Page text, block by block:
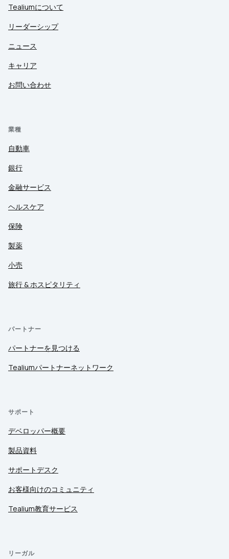
Tealiumについて
リーダーシップ
ニュース
キャリア
お問い合わせ
業種
自動車
銀行
金融サービス
ヘルスケア
保険
製薬
小売
旅行 & ホスピタリティ
パートナー
パートナーを見つける
Tealiumパートナーネットワーク
サポート
デベロッパー概要
製品資料
サポートデスク
お客様向けのコミュニティ
Tealium教育サービス
リーガル